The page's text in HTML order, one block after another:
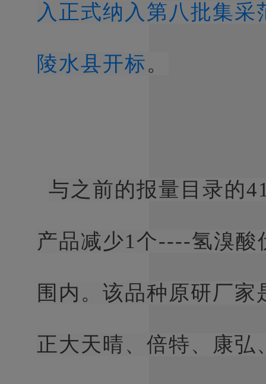
入正式纳入第八批集
陵水县开标。
与之前的报量目录的
产品减少1个----氢溴
围内。该品种原研厂
正大天晴、倍特、康